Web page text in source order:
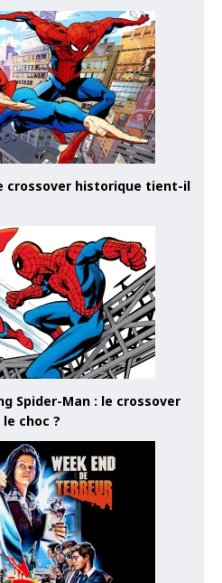
crossover historique tient-il
Spider-Man : le crossover
choc ?